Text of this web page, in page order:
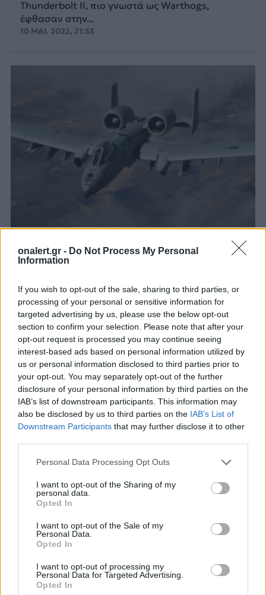
onalert.gr - Do Not Process My Personal
Information
If you wish to opt-out of the sale, sharing to third parties, or
processing of your personal or sensitive information for
targeted advertising by us, please use the below opt-out
section to confirm your selection. Please note that after your
opt-out request is processed you may continue seeing
interest-based ads based on personal information utilized by
us or personal information disclosed to third parties prior to
your opt-out. You may separately opt-out of the further
disclosure of your personal information by third parties on the
IAB’s list of downstream participants. This information may
also be disclosed by us to third parties on the IAB’s List of
Downstream Participants that may further disclose it to other
Personal Data Processing Opt Outs
I want to opt-out of the Sharing of my
personal data.
Opted In
I want to opt-out of the Sale of my
Personal Data.
Opted In
I want to opt-out of processing my
Personal Data for Targeted Advertising.
Opted In
Thunderbolt II, πιο γνωστά ως Warthogs,
έφθασαν στην...
10 ΜΑΙ. 2022, 21:55
A-10 Warthog: Αλλαγή σχεδίων για τη
USAF! Αντί να τα αποσύρει τα ενισχύει
Διαβάστε για το θρυλικό μαχητικό της USAF
4 ΙΑΝ. 2020, 08:39
Ταλιμπάν! Απίστευτο βίντεο
Εντυπωσιακή ειναι η στιγμή που το θρυλικό A-10
Ταλιμπάν σε δευτερόλεπτα.
9 ΦΕΒ. 2018, 12:00